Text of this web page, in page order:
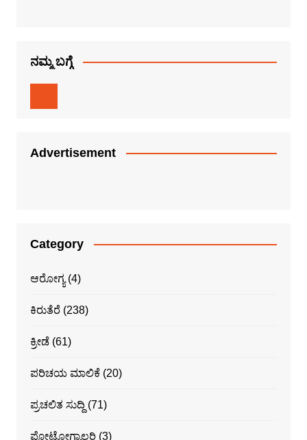
ನಮ್ಮ ಬಗ್ಗೆ
Advertisement
Category
ಆರೋಗ್ಯ(4)
ಕಿರುತೆರೆ(238)
ಕ್ರೀಡೆ(61)
ಪರಿಚಯ ಮಾಲಿಕೆ(20)
ಪ್ರಚಲಿತ ಸುದ್ದಿ (71)
ಫೋಟೋಗ್ಯಾಲರಿ(3)